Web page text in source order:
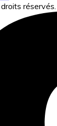
réservés.